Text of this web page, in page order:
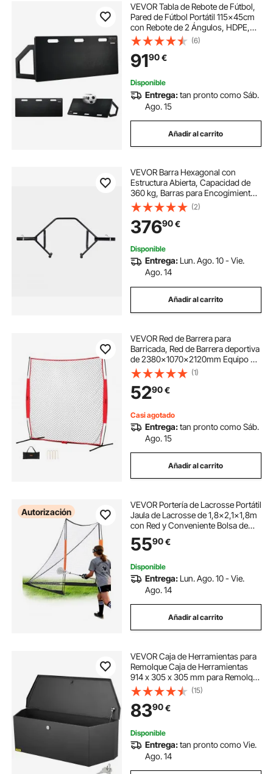
VEVOR Tabla de Rebote de Fútbol, ​​
Pared de Fútbol Portátil 115x45cm
con Rebote de 2 Ángulos, HDPE,
Equipo de Entrenamiento de Fútbol
para Niños y Adultos,
Entrenamiento de Pases y Tiros
(6)
9190€
Disponible
Entrega:tan pronto como Sáb.
Ago. 15
Añadir al carrito
VEVOR Barra Hexagonal con
Estructura Abierta, Capacidad de
360 kg, Barras para Encogimientos
de Hombros con Agarres
Moleteados, Equipo de
Levantamiento de Pesas y
Entrenamiento de Fuerza, Negro
(2)
37690€
Disponible
Entrega: Lun. Ago. 10 - Vie.
Ago. 14
Añadir al carrito
VEVOR Red de Barrera para
Barricada, Red de Barrera deportiva
de 2380x1070x2120mm Equipo de
Práctica Portátil con Bolsa de
Transporte, Red de Protección para
Entrenamiento de Béisbol, Softball
(1)
5290€
Casi agotado
Entrega:tan pronto como Sáb.
Ago. 15
Añadir al carrito
Autorización
VEVOR Portería de Lacrosse Portátil
Jaula de Lacrosse de 1,8x2,1x1,8m
con Red y Conveniente Bolsa de
Transporte Equipos de
Entrenamiento de Fácil
Trasero Parque al
5590€
Disponible
Entrega: Lun. Ago. 10 - Vie.
Ago. 14
Añadir al carrito
VEVOR Caja de Herramientas para
Remolque Caja de Herramientas
914 x 305 x 305 mm para Remolque
de Acero al Carbono Resistente con
Cerradura y Llaves Resistente a la
Intemperie para Mudanzas
(15)
8390€
Disponible
Entrega:tan pronto como Vie.
Ago. 14